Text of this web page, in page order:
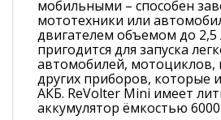
мобильными – способен
мототехники или
двигателем объемом до 2,5
пригодится для запуска
автомобилей, мотоциклов,
других приборов, которые
АКБ. ReVolter Mini имеет
аккумулятор ёмкостью